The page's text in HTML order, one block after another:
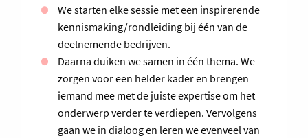
We starten elke sessie met een inspirerende
kennismaking/rondleiding bij één van de
deelnemende bedrijven.
Daarna duiken we samen in één thema. We
zorgen voor een helder kader en brengen
iemand mee met de juiste expertise om het
onderwerp verder te verdiepen. Vervolgens
gaan we in dialoog en leren we evenveel van